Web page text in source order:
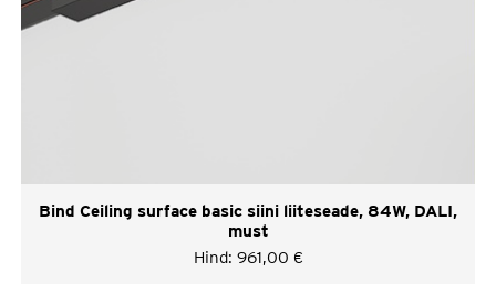
Bind Ceiling surface basic siini liiteseade, 84W, DALI,
must
Hind: 961,00 €